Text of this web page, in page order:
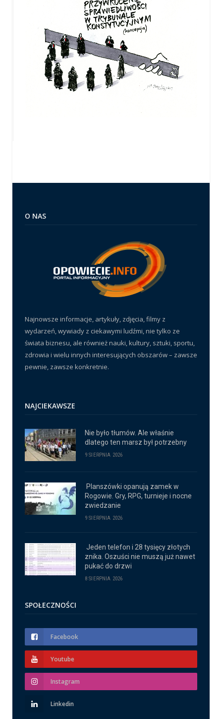
O NAS
Najnowsze informacje, artykuły, zdjęcia, filmy z
wydarzeń, wywiady z ciekawymi ludźmi, nie tylko ze
świata biznesu, ale również nauki, kultury, sztuki, sportu,
zdrowia i wielu innych interesujących obszarów – zawsze
pewnie, zawsze konkretnie.
NAJCIEKAWSZE
Nie było tłumów. Ale właśnie
dlatego ten marsz był potrzebny
9 SIERPNIA 2026
Planszówki opanują zamek w
Rogowie. Gry, RPG, turnieje i nocne
zwiedzanie
9 SIERPNIA 2026
Jeden telefon i 28 tysięcy złotych
znika. Oszuści nie muszą już nawet
pukać do drzwi
8 SIERPNIA 2026
SPOŁECZNOŚCI
Facebook
Youtube
Instagram
Linkedin